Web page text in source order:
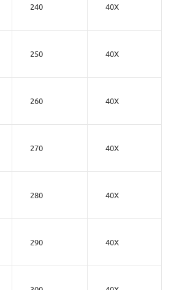
240 40Х
250 40Х
260 40Х
270 40Х
280 40Х
290 40Х